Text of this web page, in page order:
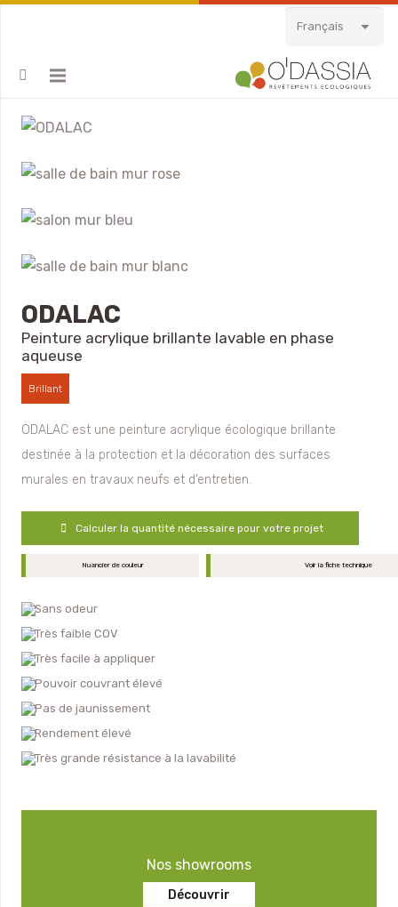
Français
ODALAC
Peinture acrylique brillante lavable en phase
aqueuse
Brillant
ODALAC est une peinture acrylique écologique brillante
destinée à la protection et la décoration des surfaces
murales en travaux neufs et d’entretien.
Calculer la quantité nécessaire pour votre projet
Nuancier de couleur Voir la fiche technique
Sans odeur
Très faible COV
Très facile à appliquer
Pouvoir couvrant élevé
Pas de jaunissement
Rendement élevé
Très grande résistance à la lavabilité
Nos showrooms
Découvrir